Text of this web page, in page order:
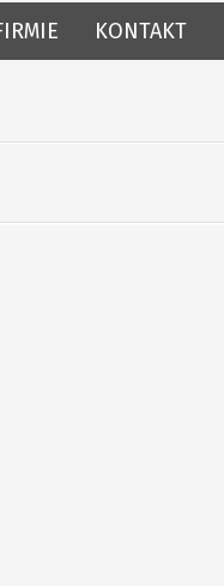
KONTAKT